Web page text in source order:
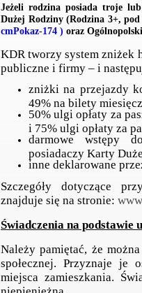
Jeżeli rodzina posiada troje
Dużej Rodziny (Rodzina 3+,
cmPokaz-174 ) oraz
KDR tworzy system zniżek
publiczne i firmy – i
zniżki na przejazdy
49% na bilety
50% ulgi opłaty za
i 75% ulgi opłaty za
darmowe wstępy
posiadaczy Karty
inne deklarowane
Szczegóły dotyczące
znajduje się na stronie:
Świadczenia na podstawie
Należy pamiętać, że
społecznej. Przyznaje je
miejsca zamieszkania.